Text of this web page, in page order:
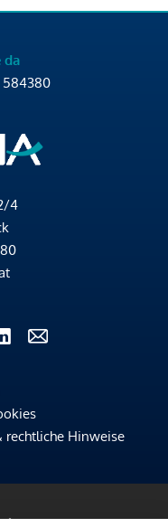
da
584380
4
rechtliche Hinweise